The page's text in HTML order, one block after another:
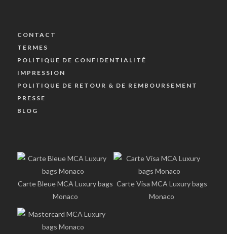
CONTACT
TERMES
POLITIQUE DE CONFIDENTIALITÉ
IMPRESSION
POLITIQUE DE RETOUR & DE REMBOURSEMENT
PRESSE
BLOG
Carte Bleue MCA Luxury bags
Monaco
Carte Visa MCA Luxury bags
Monaco